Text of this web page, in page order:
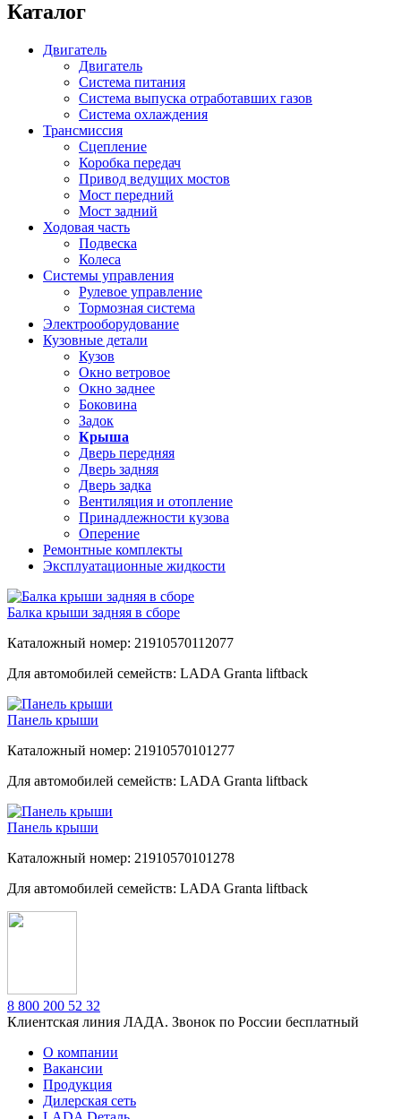
Каталог
Двигатель
Двигатель
Система питания
Система выпуска отработавших газов
Система охлаждения
Трансмиссия
Сцепление
Коробка передач
Привод ведущих мостов
Мост передний
Мост задний
Ходовая часть
Подвеска
Колеса
Системы управления
Рулевое управление
Тормозная система
Электрооборудование
Кузовные детали
Кузов
Окно ветровое
Окно заднее
Боковина
Задок
Крыша
Дверь передняя
Дверь задняя
Дверь задка
Вентиляция и отопление
Принадлежности кузова
Оперение
Ремонтные комплекты
Эксплуатационные жидкости
Балка крыши задняя в сборе
Каталожный номер: 21910570112077
Для автомобилей семейств: LADA Granta liftback
Панель крыши
Каталожный номер: 21910570101277
Для автомобилей семейств: LADA Granta liftback
Панель крыши
Каталожный номер: 21910570101278
Для автомобилей семейств: LADA Granta liftback
8 800 200 52 32
Клиентская линия ЛАДА. Звонок по России бесплатный
О компании
Вакансии
Продукция
Дилерская сеть